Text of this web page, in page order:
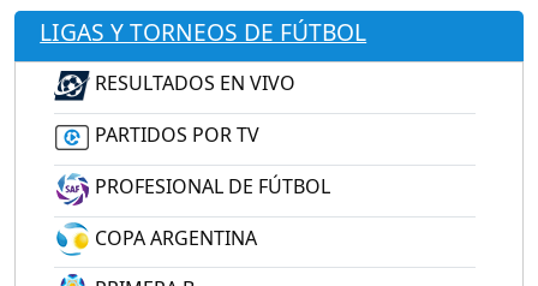
LIGAS Y TORNEOS DE FÚTBOL
RESULTADOS EN VIVO
PARTIDOS POR TV
PROFESIONAL DE FÚTBOL
COPA ARGENTINA